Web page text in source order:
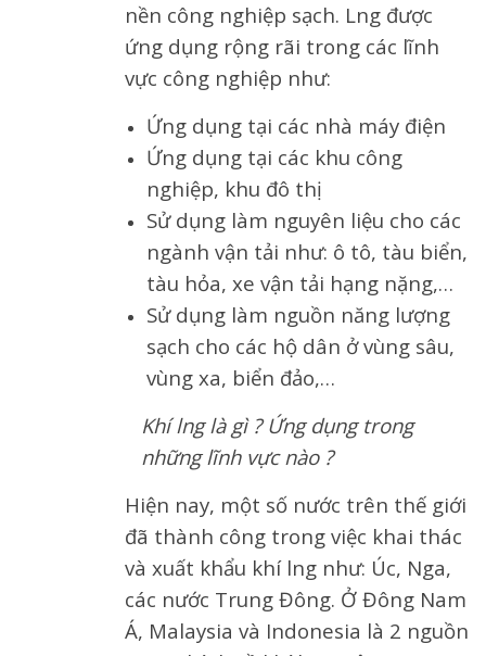
nền công nghiệp sạch. Lng được
ứng dụng rộng rãi trong các lĩnh
vực công nghiệp như:
Ứng dụng tại các nhà máy điện
Ứng dụng tại các khu công
nghiệp, khu đô thị
Sử dụng làm nguyên liệu cho các
ngành vận tải như: ô tô, tàu biển,
tàu hỏa, xe vận tải hạng nặng,…
Sử dụng làm nguồn năng lượng
sạch cho các hộ dân ở vùng sâu,
vùng xa, biển đảo,…
Khí lng là gì ? Ứng dụng trong
những lĩnh vực nào ?
Hiện nay, một số nước trên thế giới
đã thành công trong việc khai thác
và xuất khẩu khí lng như: Úc, Nga,
các nước Trung Đông. Ở Đông Nam
Á, Malaysia và Indonesia là 2 nguồn